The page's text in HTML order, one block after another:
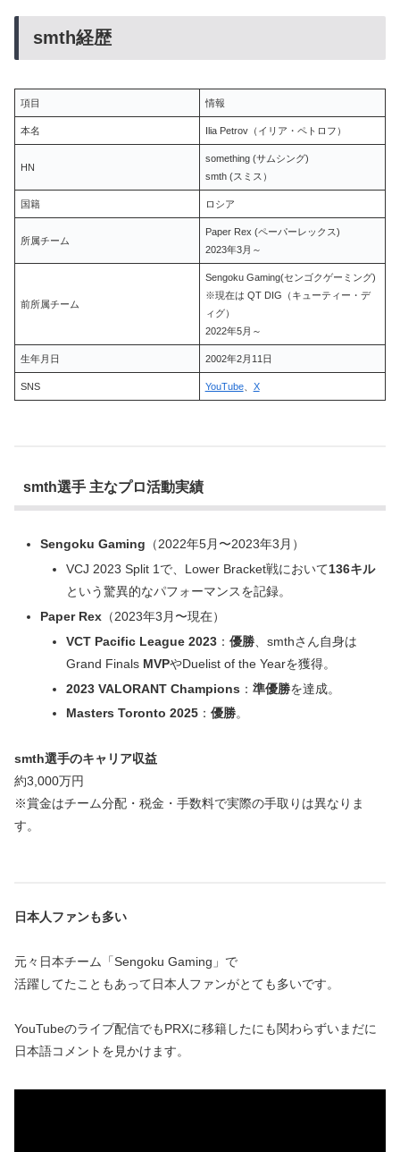
smth経歴
項目 情報
本名 Ilia Petrov（イリア・ペトロフ）
HN
something (サムシング)
smth (スミス）
国籍 ロシア
所属チーム
Paper Rex (ペーパーレックス)
2023年3月～
前所属チーム
Sengoku Gaming(センゴクゲーミング)
※現在は QT DIG（キューティー・デ
ィグ）
2022年5月～
生年月日 2002年2月11日
SNS YouTube、 X
smth選手 主なプロ活動実績
Sengoku Gaming （2022年5月〜2023年3月）
VCJ 2023 Split 1で、Lower Bracket戦において136キル
という驚異的なパフォーマンスを記録。
Paper Rex（2023年3月〜現在）
VCT Pacific League 2023： 優勝、smthさん自身は
Grand Finals MVPやDuelist of the Yearを獲得。
2023 VALORANT Champions ： 準優勝を達成。
Masters Toronto 2025： 優勝。
smth選手のキャリア収益
約3,000万円
※賞金はチーム分配・税金・手数料で実際の手取りは異なりま
す。
日本人ファンも多い
元々日本チーム「Sengoku Gaming」で
活躍してたこともあって日本人ファンがとても多いです。
YouTubeのライブ配信でもPRXに移籍したにも関わらずいまだに
日本語コメントを見かけます。